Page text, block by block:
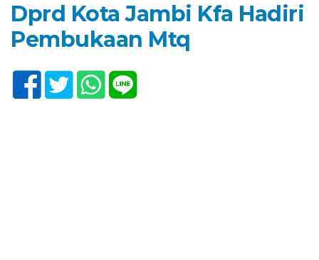
Dprd Kota Jambi Kfa Hadiri
Pembukaan Mtq